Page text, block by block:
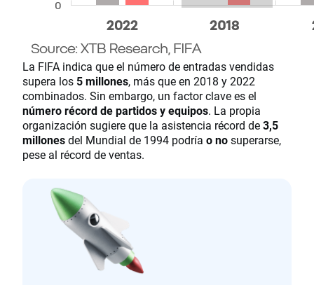
La FIFA indica que el número de entradas vendidas
supera los 5 millones, más que en 2018 y 2022
combinados. Sin embargo, un factor clave es el
número récord de partidos y equipos. La propia
organización sugiere que la asistencia récord de3,5
millonesdel Mundial de 1994 podría o nosuperarse,
pese al récord de ventas.